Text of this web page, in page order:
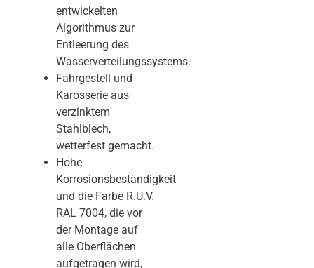
entwickelten
Algorithmus zur
Entleerung des
Wasserverteilungssystems.
Fahrgestell und
Karosserie aus
verzinktem
Stahlblech,
wetterfest gemacht.
Hohe
Korrosionsbeständigkeit
und die Farbe R.U.V.
RAL 7004, die vor
der Montage auf
alle Oberflächen
aufgetragen wird,